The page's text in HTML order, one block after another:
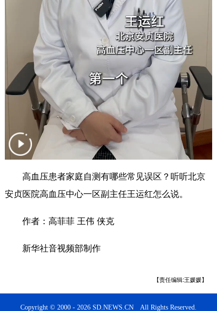
社会民生 山东产经
文娱 地市 科教
健康 微视齐鲁
多语种频道
English Español Français عربى
Русский язык 日本語 한국어
Deutsch Português
高血压患者家庭自测有哪些常见误区？听听北京
安贞医院高血压中心一区副主任王运红怎么说。
作者：高菲菲 王伟 侠克
新华社音视频部制作
【责任编辑:王媛媛】
Copyright © 2000 - 2026 SD.NEWS.CN All Rights Reserved.